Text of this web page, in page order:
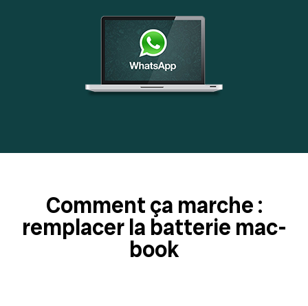
Comment ça marche :
remplacer la batterie mac-
book